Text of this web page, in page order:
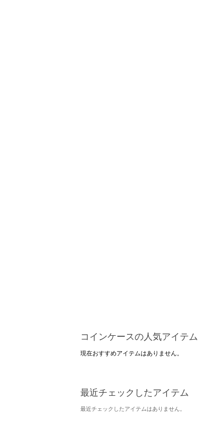
コインケースの人気アイテム
現在おすすめアイテムはありません。
最近チェックしたアイテム
最近チェックしたアイテムはありません。